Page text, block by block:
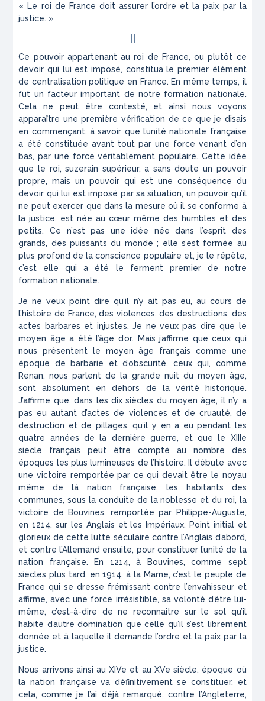
« Le roi de France doit assurer l’ordre et la paix par la
justice. »
II
Ce pouvoir appartenant au roi de France, ou plutôt ce
devoir qui lui est imposé, constitua le premier élément
de centralisation politique en France. En même temps, il
fut un facteur important de notre formation nationale.
Cela ne peut être contesté, et ainsi nous voyons
apparaître une première vérification de ce que je disais
en commençant, à savoir que l’unité nationale française
a été constituée avant tout par une force venant d’en
bas, par une force véritablement populaire. Cette idée
que le roi, suzerain supérieur, a sans doute un pouvoir
propre, mais un pouvoir qui est une conséquence du
devoir qui lui est imposé par sa situation, un pouvoir qu’il
ne peut exercer que dans la mesure où il se conforme à
la justice, est née au cœur même des humbles et des
petits. Ce n’est pas une idée née dans l’esprit des
grands, des puissants du monde ; elle s’est formée au
plus profond de la conscience populaire et, je le répète,
c’est elle qui a été le ferment premier de notre
formation nationale.
Je ne veux point dire qu’il n’y ait pas eu, au cours de
l’histoire de France, des violences, des destructions, des
actes barbares et injustes. Je ne veux pas dire que le
moyen âge a été l’âge d’or. Mais j’affirme que ceux qui
nous présentent le moyen âge français comme une
époque de barbarie et d’obscurité, ceux qui, comme
Renan, nous parlent de la grande nuit du moyen âge,
sont absolument en dehors de la vérité historique.
J’affirme que, dans les dix siècles du moyen âge, il n’y a
pas eu autant d’actes de violences et de cruauté, de
destruction et de pillages, qu’il y en a eu pendant les
quatre années de la dernière guerre, et que le XIIIe
siècle français peut être compté au nombre des
époques les plus lumineuses de l’histoire. Il débute avec
une victoire remportée par ce qui devait être le noyau
même de là nation française, les habitants des
communes, sous la conduite de la noblesse et du roi, la
victoire de Bouvines, remportée par Philippe-Auguste,
en 1214, sur les Anglais et les Impériaux. Point initial et
glorieux de cette lutte séculaire contre l’Anglais d’abord,
et contre l’Allemand ensuite, pour constituer l’unité de la
nation française. En 1214, à Bouvines, comme sept
siècles plus tard, en 1914, à la Marne, c’est le peuple de
France qui se dresse frémissant contre l’envahisseur et
affirme, avec une force irrésistible, sa volonté d’être lui-
même, c’est-à-dire de ne reconnaître sur le sol qu’il
habite d’autre domination que celle qu’il s’est librement
donnée et à laquelle il demande l’ordre et la paix par la
justice.
Nous arrivons ainsi au XIVe et au XVe siècle, époque où
la nation française va définitivement se constituer, et
cela, comme je l’ai déjà remarqué, contre l’Angleterre,